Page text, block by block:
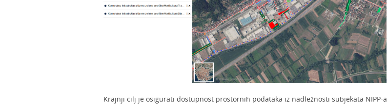
Krajnji cilj je osigurati dostupnost prostornih podataka iz nadležnosti subjekata NIPP-a